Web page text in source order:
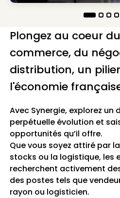
Plongez au coeur
commerce, du
distribution, un
l'économie
Avec Synergie, explorez un
perpétuelle évolution et
opportunités qu’il offre.
Que vous soyez attiré par
stocks ou la logistique, les
recherchent activement
des postes tels que
rayon ou logisticien.